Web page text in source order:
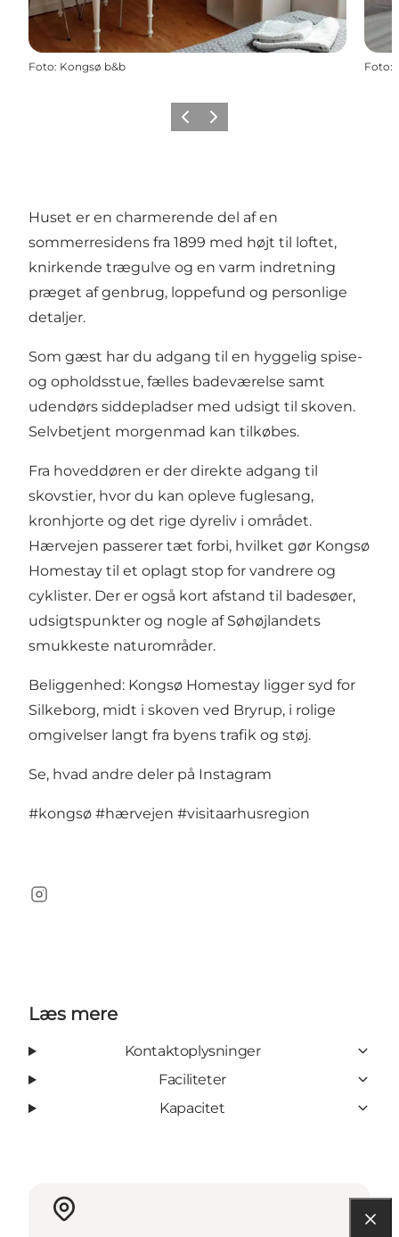
Foto: Kongsø b&b Foto:
ForrigeNæste
Huset er en charmerende del af en
sommerresidens fra 1899 med højt til loftet,
knirkende trægulve og en varm indretning
præget af genbrug, loppefund og personlige
detaljer.
Som gæst har du adgang til en hyggelig spise-
og opholdsstue, fælles badeværelse samt
udendørs siddepladser med udsigt til skoven.
Selvbetjent morgenmad kan tilkøbes.
Fra hoveddøren er der direkte adgang til
skovstier, hvor du kan opleve fuglesang,
kronhjorte og det rige dyreliv i området.
Hærvejen passerer tæt forbi, hvilket gør Kongsø
Homestay til et oplagt stop for vandrere og
cyklister. Der er også kort afstand til badesøer,
udsigtspunkter og nogle af Søhøjlandets
smukkeste naturområder.
Beliggenhed: Kongsø Homestay ligger syd for
Silkeborg, midt i skoven ved Bryrup, i rolige
omgivelser langt fra byens trafik og støj.
Se, hvad andre deler på Instagram
#kongsø #hærvejen #visitaarhusregion
Instagram
Læs mere
Kontaktoplysninger
Faciliteter
Kapacitet